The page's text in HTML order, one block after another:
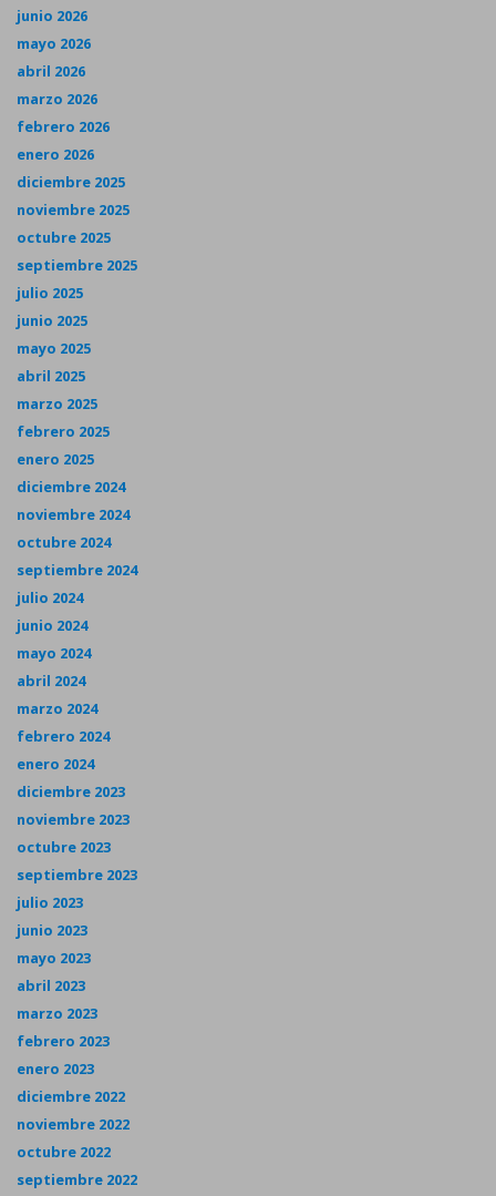
junio 2026
mayo 2026
abril 2026
marzo 2026
febrero 2026
enero 2026
diciembre 2025
noviembre 2025
octubre 2025
septiembre 2025
julio 2025
junio 2025
mayo 2025
abril 2025
marzo 2025
febrero 2025
enero 2025
diciembre 2024
noviembre 2024
octubre 2024
septiembre 2024
julio 2024
junio 2024
mayo 2024
abril 2024
marzo 2024
febrero 2024
enero 2024
diciembre 2023
noviembre 2023
octubre 2023
septiembre 2023
julio 2023
junio 2023
mayo 2023
abril 2023
marzo 2023
febrero 2023
enero 2023
diciembre 2022
noviembre 2022
octubre 2022
septiembre 2022